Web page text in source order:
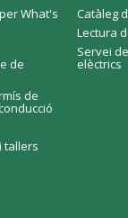
What's
de
de
tallers
Catàleg
Lectura
Servei
elèctrics